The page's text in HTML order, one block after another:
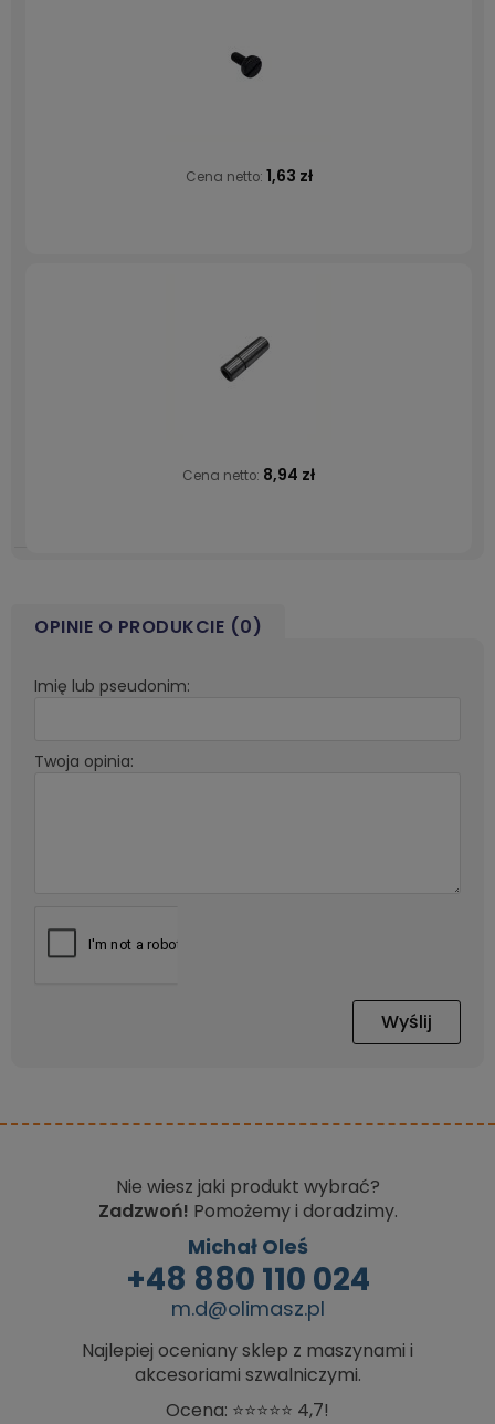
Cena netto: 1,63 zł
Cena netto: 8,94 zł
OPINIE O PRODUKCIE (0)
Imię lub pseudonim:
Twoja opinia:
Wyślij
Nie wiesz jaki produkt wybrać?
Zadzwoń! Pomożemy i doradzimy.
Michał Oleś
+48 880 110 024
m.d@olimasz.pl
Najlepiej oceniany sklep z maszynami i
akcesoriami szwalniczymi.
Ocena: ⭐⭐⭐⭐⭐ 4,7!